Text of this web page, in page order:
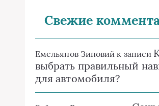
Свежие
Емельянов Зиновий к записи
выбрать правильный
для автомобиля?